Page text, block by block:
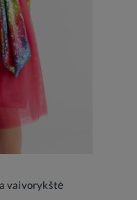
vaivorykštė